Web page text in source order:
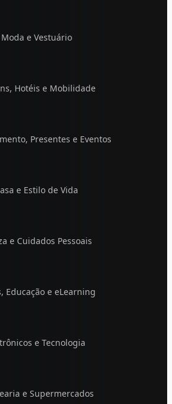
Moda e Vestuário
Hotéis e Mobilidade
Presentes e Eventos
e Estilo de Vida
e Cuidados Pessoais
Educação e eLearning
e Tecnologia
e Supermercados